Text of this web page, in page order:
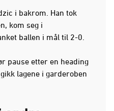
i bakrom. Han tok
kom seg i
ballen i mål til 2-0.
pause etter en heading
lagene i garderoben